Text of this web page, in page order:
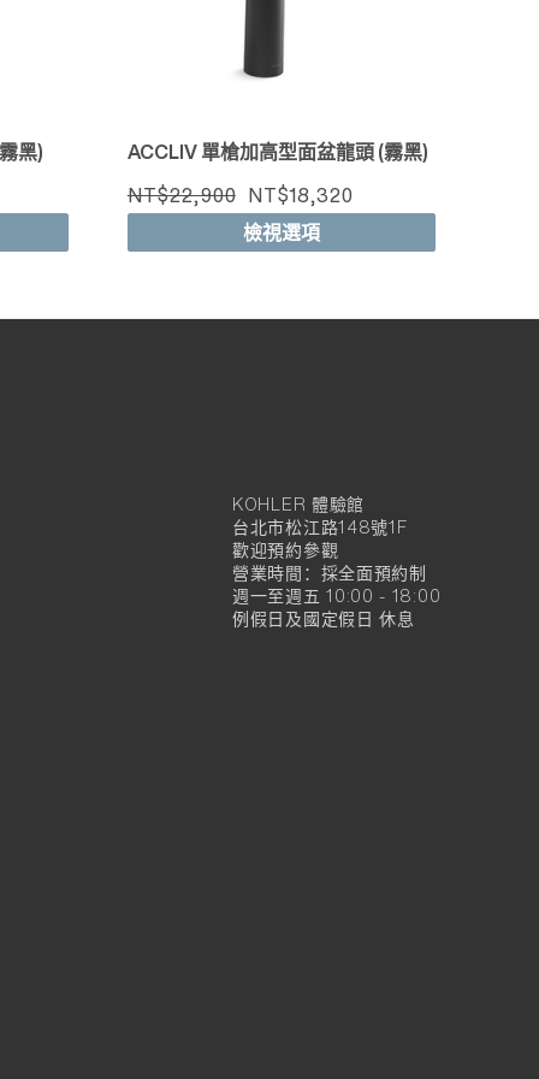
黑)
ACCLIV 單槍加高型面盆龍頭 (霧黑)
NT$22,900 NT$18,320
檢視選項
KOHLER
官
方
旗
KOHLER 體驗館
台北市松江路148號1F
歡迎預約參觀
營業時間：採全面預約制
週一至週五 10:00 - 18:00
例假日及國定假日 休息